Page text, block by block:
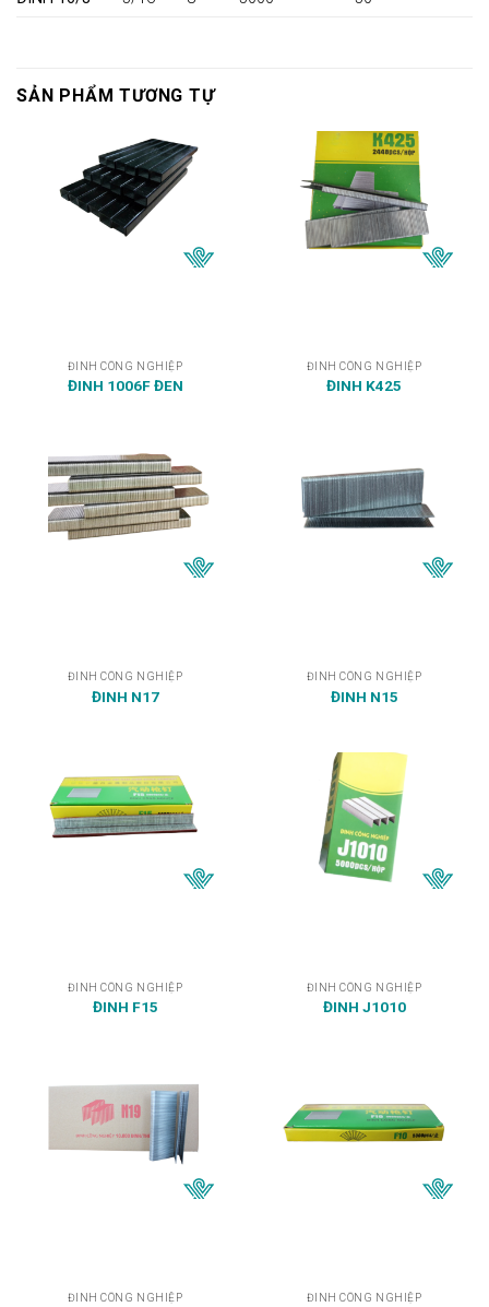
SẢN PHẨM TƯƠNG TỰ
ĐINH CÔNG NGHIỆP
ĐINH 1006F ĐEN
ĐINH CÔNG NGHIỆP
ĐINH K425
ĐINH CÔNG NGHIỆP
ĐINH N17
ĐINH CÔNG NGHIỆP
ĐINH N15
ĐINH CÔNG NGHIỆP
ĐINH F15
ĐINH CÔNG NGHIỆP
ĐINH J1010
ĐINH CÔNG NGHIỆP ĐINH CÔNG NGHIỆP